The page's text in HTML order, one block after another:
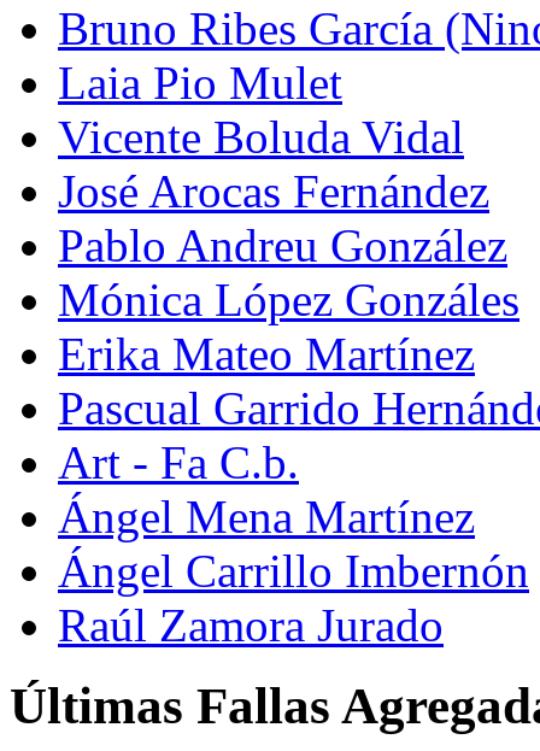
Bruno Ribes García
Laia Pio Mulet
Vicente Boluda Vidal
José Arocas Fernández
Pablo Andreu González
Mónica López Gonzáles
Erika Mateo Martínez
Pascual Garrido
Art - Fa C.b.
Ángel Mena Martínez
Ángel Carrillo Imbernón
Raúl Zamora Jurado
Últimas Fallas